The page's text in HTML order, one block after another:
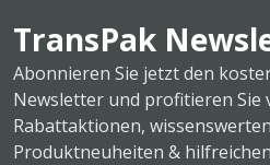
TransPak
Abonnieren Sie jetzt den
Newsletter und profitieren Sie
Rabattaktionen,
Produktneuheiten &